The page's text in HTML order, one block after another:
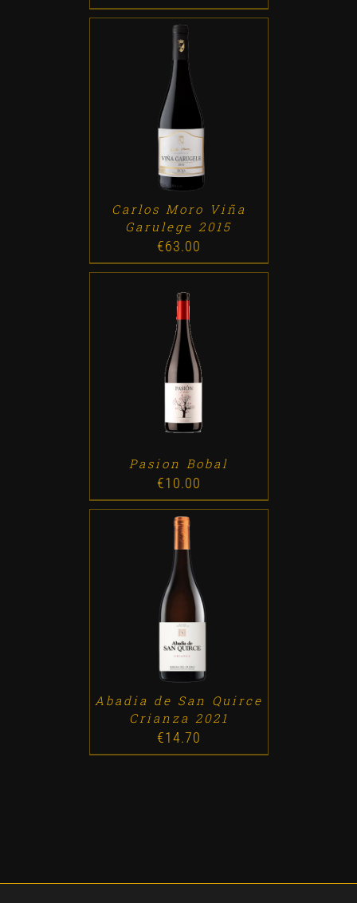
ADD TO CART
Carlos Moro Viña
Garulege 2015
€63.00
ADD TO CART DETALLES
Pasion Bobal
€10.00
ADD TO CART DETALLES
Abadia de San Quirce
Crianza 2021
€14.70